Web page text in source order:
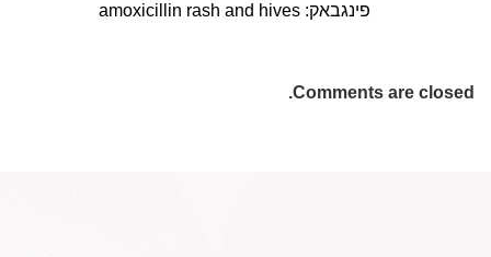
פינגבאק: amoxicillin rash and hives
Comments are closed.